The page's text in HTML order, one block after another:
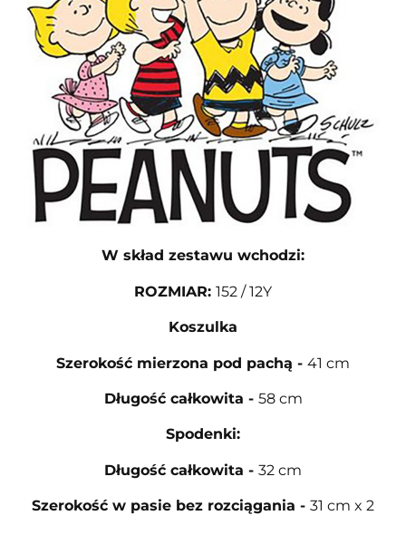
W skład zestawu wchodzi:
ROZMIAR: 152 / 12Y
Koszulka
Szerokość mierzona pod pachą - 41 cm
Długość całkowita - 58 cm
Spodenki:
Długość całkowita - 32 cm
Szerokość w pasie bez rozciągania - 31 cm x 2